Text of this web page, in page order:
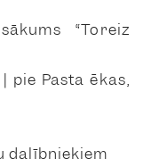
“Toreiz
pie Pasta ēkas,
dalībniekiem